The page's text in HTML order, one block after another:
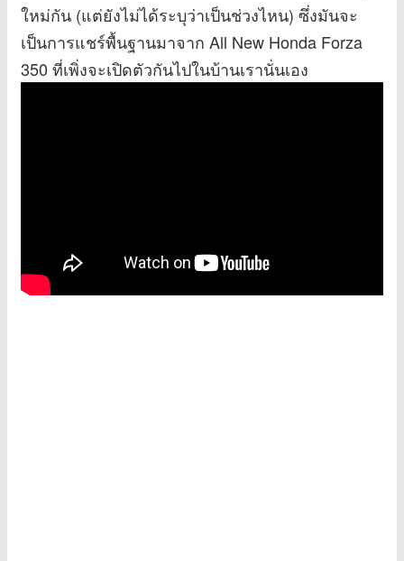
ใหม่กัน (แต่ยังไม่ได้ระบุว่าเป็นช่วงไหน) ซึ่งมันจะ
เป็นการแชร์พื้นฐานมาจาก All New Honda Forza
350 ที่เพิ่งจะเปิดตัวกันไปในบ้านเรานั่นเอง